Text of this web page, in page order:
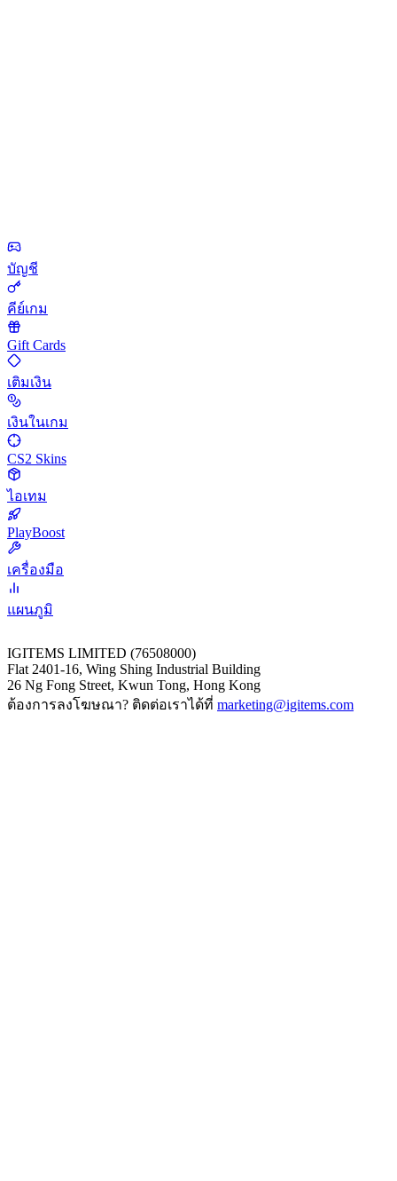
บัญชี
คีย์เกม
Gift Cards
เติมเงิน
เงินในเกม
CS2 Skins
ไอเทม
PlayBoost
เครื่องมือ
แผนภูมิ
IGITEMS LIMITED (76508000)
Flat 2401-16, Wing Shing Industrial Building
26 Ng Fong Street, Kwun Tong, Hong Kong
ต้องการลงโฆษณา? ติดต่อเราได้ที่ marketing@igitems.com